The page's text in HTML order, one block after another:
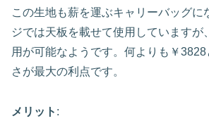
この生地も薪を運ぶキャリーバッグに
ジでは天板を載せて使用していますが
用が可能なようです。何よりも￥
さが最大の利点です。
メリット :